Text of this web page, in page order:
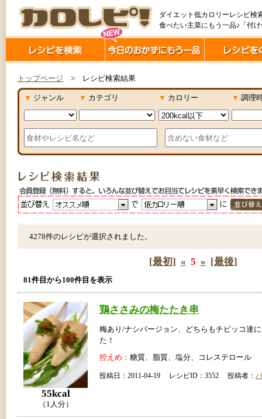
ダイエット低カロリーレシピ検
食べたい主菜にもう一品♪「付
トップページ > レシピ検索結果
▼ ジャンル ▼ カテゴリ ▼ カロリー ▼ 調理
4278件のレシピが選択されました。
[最初] « 5 » [最後]
81件目から100件目を表示
55kcal
（1人分）
鶏ささみの梅たたき串
梅あり/ナシバージョン、どちらもチビッコ達
た！
控えめ： 糖質、脂質、塩分、コレステロール
投稿日：2011-04-19 レシピID：3552 投稿者：